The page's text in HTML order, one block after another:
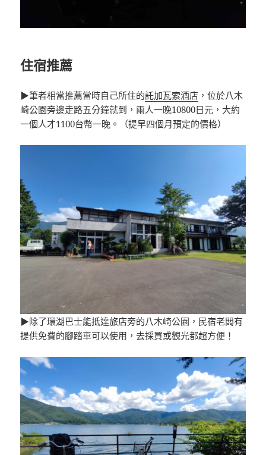
住宿推薦
▶筆者相當推薦當時自己所住的託加瓦索酒店 ，位於八木
崎公園旁邊走路五分鐘就到，兩人一晚10800日元，大約
一個人才1100台幣一晚。（提早四個月預定的價格）
▶除了環湖巴士能抵達旅店旁的八木崎公園，民宿老闆有
提供免費的腳踏車可以使用，去採買或觀光都超方便！